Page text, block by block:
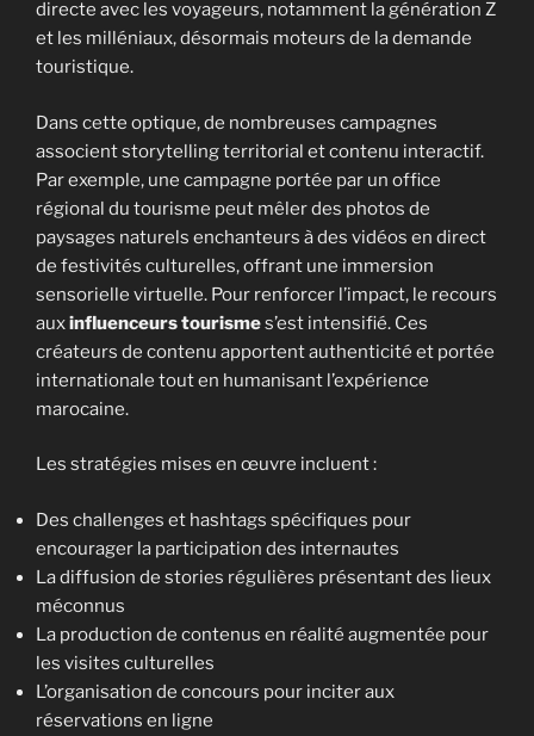
directe avec les voyageurs, notamment la génération Z
et les milléniaux, désormais moteurs de la demande
touristique.
Dans cette optique, de nombreuses campagnes
associent storytelling territorial et contenu interactif.
Par exemple, une campagne portée par un office
régional du tourisme peut mêler des photos de
paysages naturels enchanteurs à des vidéos en direct
de festivités culturelles, offrant une immersion
sensorielle virtuelle. Pour renforcer l’impact, le recours
auxinfluenceurs tourismes’est intensifié. Ces
créateurs de contenu apportent authenticité et portée
internationale tout en humanisant l’expérience
marocaine.
Les stratégies mises en œuvre incluent :
Des challenges et hashtags spécifiques pour
encourager la participation des internautes
La diffusion de stories régulières présentant des lieux
méconnus
La production de contenus en réalité augmentée pour
les visites culturelles
L’organisation de concours pour inciter aux
réservations en ligne